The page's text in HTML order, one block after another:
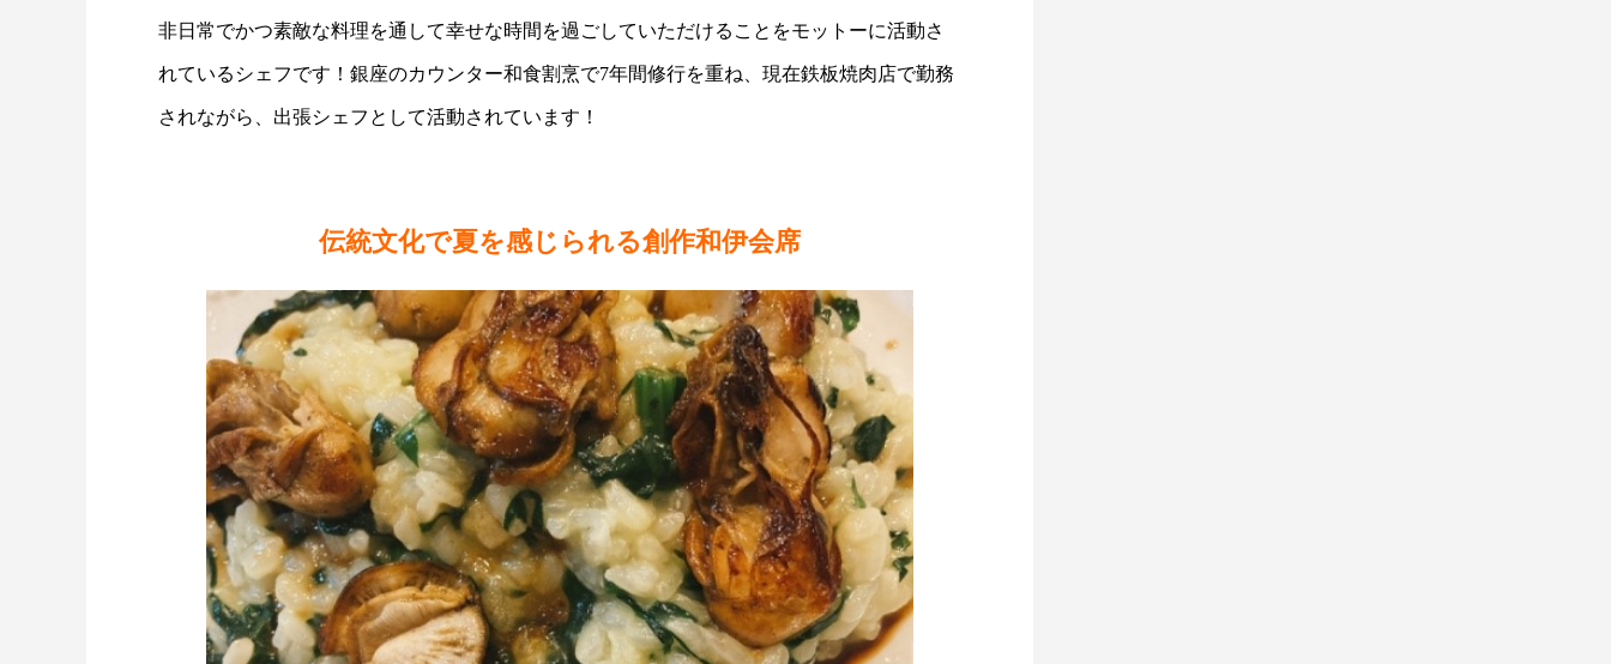
非日常でかつ素敵な料理を通して幸せな時間を過ごしていただけることをモットーに活動さ
れているシェフです！銀座のカウンター和食割烹で7年間修行を重ね、現在鉄板焼肉店で勤務
されながら、出張シェフとして活動されています！
伝統文化で夏を感じられる創作和伊会席